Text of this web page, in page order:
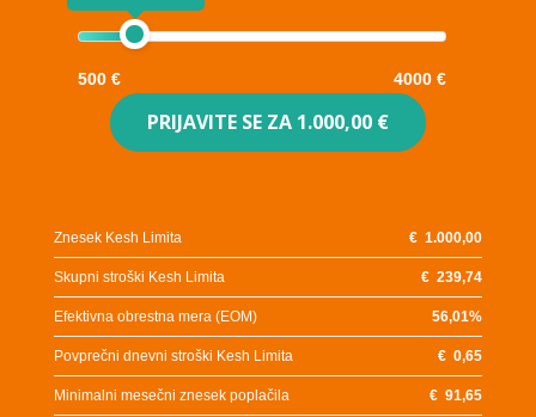
500 € 4000 €
PRIJAVITE SE ZA 1.000,00 €
Znesek Kesh Limita €1.000,00
Skupni stroški Kesh Limita €239,74
Efektivna obrestna mera (EOM) 56,01%
Povprečni dnevni stroški Kesh Limita €0,65
Minimalni mesečni znesek poplačila €91,65